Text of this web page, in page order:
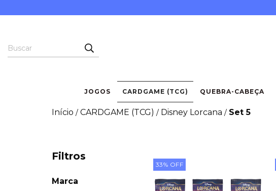
JOGOS CARDGAME (TCG) QUEBRA-CABEÇA
Início / CARDGAME (TCG) / Disney Lorcana / Set 5
Filtros
Marca
33% OFF